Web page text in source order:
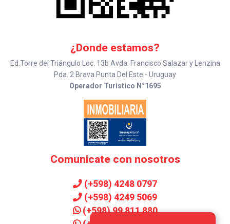
¿Donde estamos?
Ed.Torre del Triángulo Loc. 13b Avda. Francisco Salazar y Lenzina
Pda. 2 Brava Punta Del Este - Uruguay
Operador Turistico N°1695
Comunicate con nosotros
(+598) 4248 0797
(+598) 4249 5069
(+598) 99 811 880